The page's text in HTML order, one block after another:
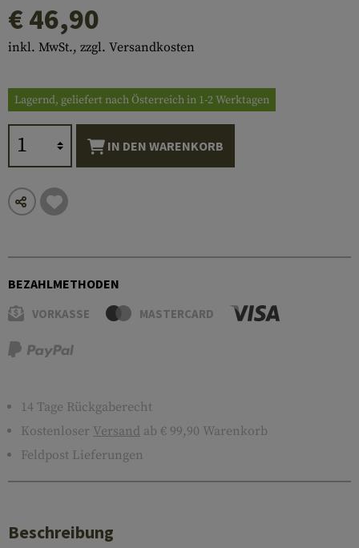
€ 46,90
inkl. MwSt., zzgl. Versandkosten
Lagernd, geliefert nach Österreich in 1-2 Werktagen
IN DEN WARENKORB
BEZAHLMETHODEN
VORKASSE MASTERCARD
14 Tage Rückgaberecht
Kostenloser Versand ab € 99,90 Warenkorb
Feldpost Lieferungen
Beschreibung